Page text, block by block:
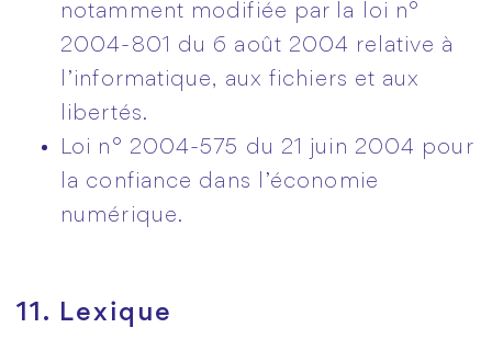
notamment modifiée par la loi n°
2004-801 du 6 août 2004 relative à
l’informatique, aux fichiers et aux
libertés.
Loi n° 2004-575 du 21 juin 2004 pour
la confiance dans l’économie
numérique.
11. Lexique